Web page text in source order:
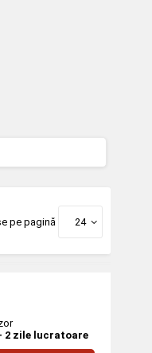
pe pagină 24
2 zile lucratoare